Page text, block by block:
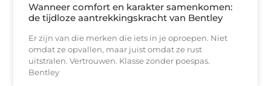
Wanneer comfort en karakter samenkomen:
de tijdloze aantrekkingskracht van Bentley
Er zijn van die merken die iets in je oproepen. Niet
omdat ze opvallen, maar juist omdat ze rust
uitstralen. Vertrouwen. Klasse zonder poespas.
Bentley